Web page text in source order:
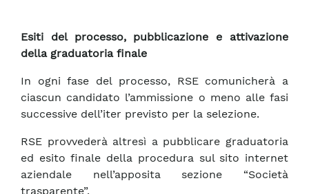
Esiti del processo, pubblicazione e attivazione
della graduatoria finale
In ogni fase del processo, RSE comunicherà a
ciascun candidato l’ammissione o meno alle fasi
successive dell’iter previsto per la selezione.
RSE provvederà altresì a pubblicare graduatoria
ed esito finale della procedura sul sito internet
aziendale nell’apposita sezione “Società
trasparente”.